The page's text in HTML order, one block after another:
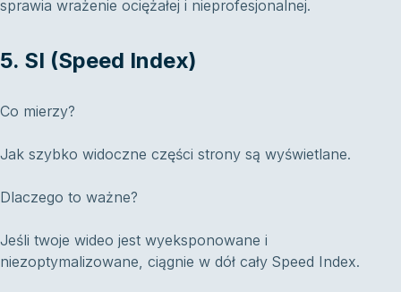
sprawia wrażenie ociężałej i nieprofesjonalnej.
5. SI (Speed Index)
Co mierzy?
Jak szybko widoczne części strony są wyświetlane.
Dlaczego to ważne?
Jeśli twoje wideo jest wyeksponowane i
niezoptymalizowane, ciągnie w dół cały Speed Index.